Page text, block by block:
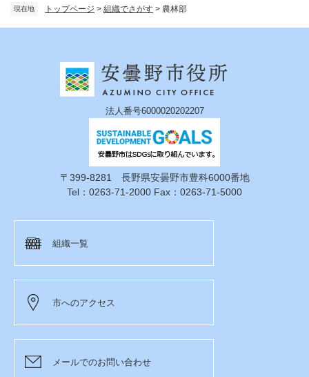
現在地 トップページ > 組織でさがす > 農林部
法人番号6000020202207
〒399-8281 長野県安曇野市豊科6000番地
Tel：0263-71-2000 Fax：0263-71-5000
組織一覧
市へのアクセス
メールでのお問い合わせ